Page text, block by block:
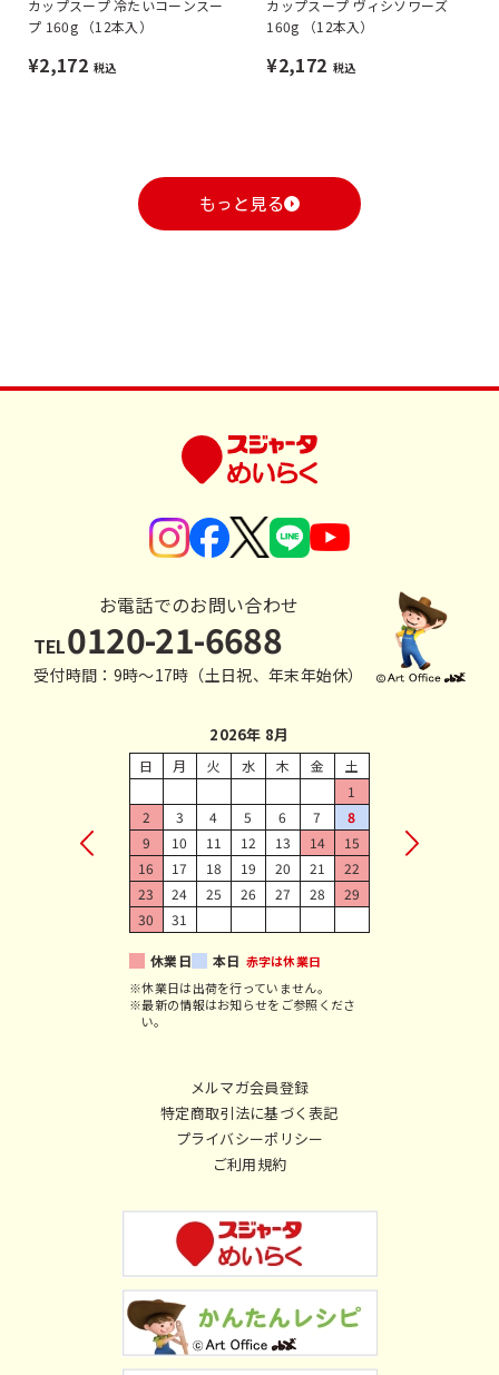
カップスープ 冷たいコーンスー
プ 160g （12本入）
¥2,172 税込
カップスープ ヴィシソワーズ
160g （12本入）
¥2,172 税込
もっと見る
お電話でのお問い合わせ
TEL0120-21-6688
受付時間：9時〜17時（土日祝、年末年始休）
メルマガ会員登録
特定商取引法に基づく表記
プライバシーポリシー
ご利用規約
2026年 8月
日 月 火 水 木 金
土
1
2
3 4 5 6 7
8
9
10 11 12 13 14
15
16
17 18 19 20 21
22
23
24 25 26 27 28
29
30
31
休業日 本日 赤字は休業日
※休業日は出荷を行っていません。
※最新の情報はお知らせをご参照くださ
い。